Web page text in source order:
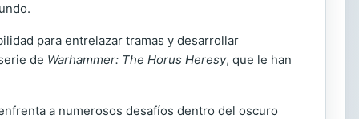
para entrelazar tramas y desarrollar
de Warhammer: The Horus Heresy, que le han
a numerosos desafíos dentro del oscuro